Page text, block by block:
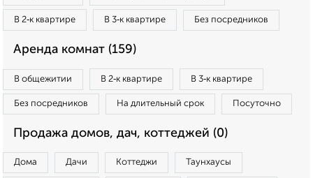
В 2‑к квартире В 3‑к квартире Без посредников
Аренда комнат (159)
В общежитии В 2‑к квартире В 3‑к квартире
Без посредников На длительный срок Посуточно
Продажа домов, дач, коттеджей (0)
Дома Дачи Коттеджи Таунхаусы